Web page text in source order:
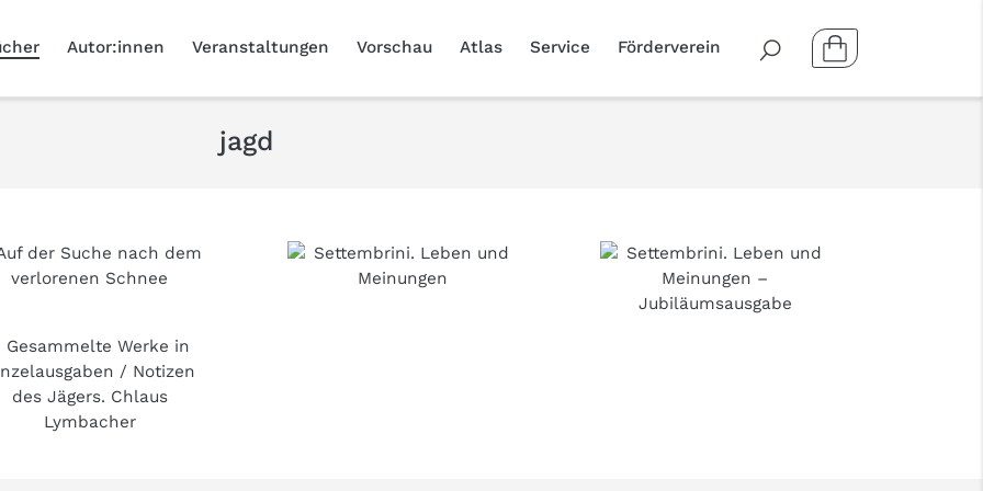
Autor:innen Veranstaltungen Vorschau Atlas Service Förderverein
jagd